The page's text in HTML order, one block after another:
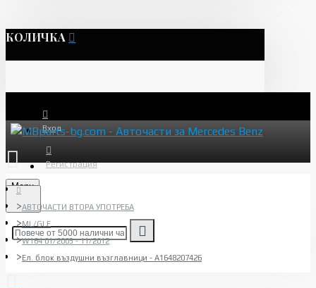
КОЛИЧКА
Вход
Регистрация
Menu
АВТОЧАСТИ ВТОРА УПОТРЕБА
ML/GLE
W164 01/2005 - 11/2012
Ел. блок въздушни възглавници - A1648207426